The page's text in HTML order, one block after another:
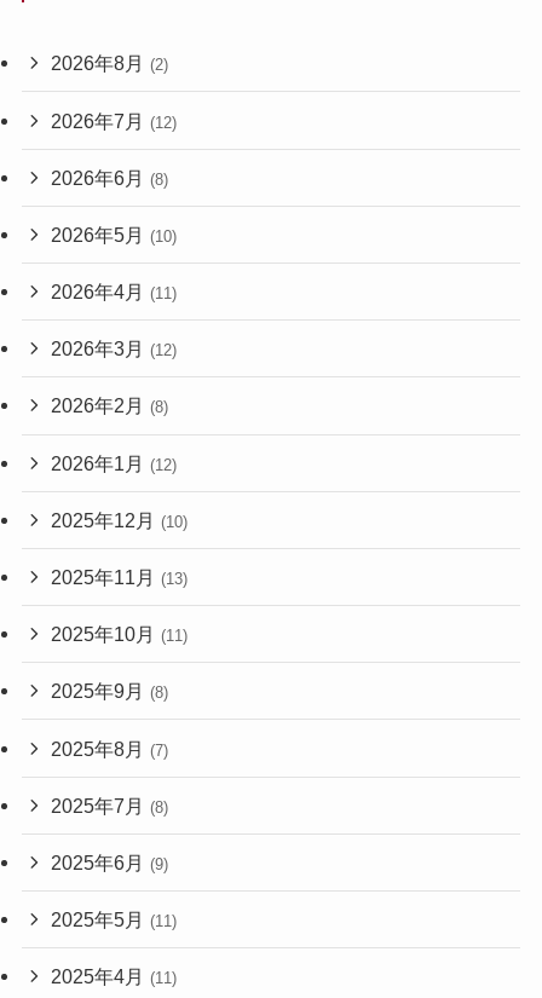
2026年8月 (2)
2026年7月 (12)
2026年6月 (8)
2026年5月 (10)
2026年4月 (11)
2026年3月 (12)
2026年2月 (8)
2026年1月 (12)
2025年12月 (10)
2025年11月 (13)
2025年10月 (11)
2025年9月 (8)
2025年8月 (7)
2025年7月 (8)
2025年6月 (9)
2025年5月 (11)
2025年4月 (11)